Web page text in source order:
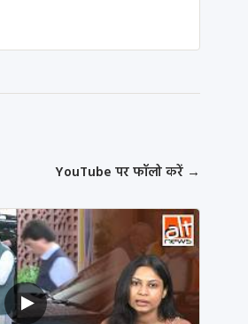
YouTube पर फॉलो करें →